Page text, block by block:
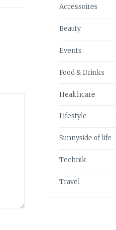
Accessoires
Beauty
Events
Food & Drinks
Healthcare
Lifestyle
Sunnyside of life
Technik
Travel